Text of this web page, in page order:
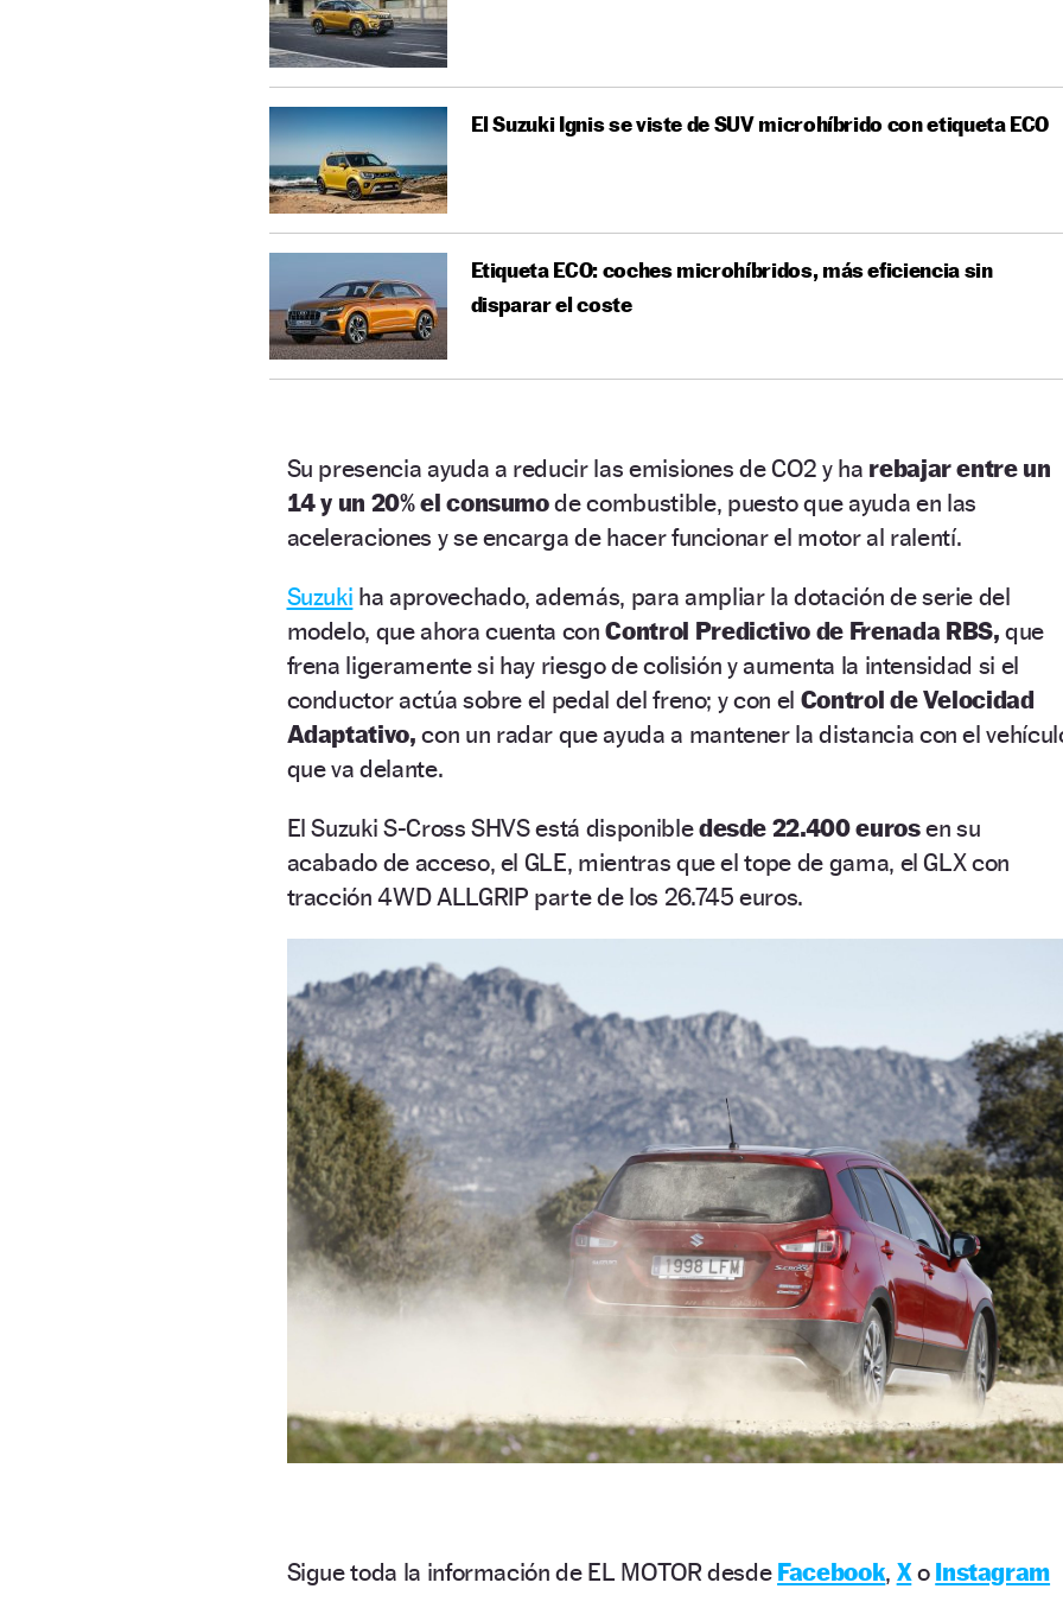
El Suzuki Ignis se viste de SUV microhíbrido con etiqueta ECO
Etiqueta ECO: coches microhíbridos, más eficiencia sin
disparar el coste
Su presencia ayuda a reducir las emisiones de CO2 y ha rebajar entre un
14 y un 20% el consumode combustible, puesto que ayuda en las
aceleraciones y se encarga de hacer funcionar el motor al ralentí.
Suzuki ha aprovechado, además, para ampliar la dotación de serie del
modelo, que ahora cuenta conControl Predictivo de Frenada RBS, que
frena ligeramente si hay riesgo de colisión y aumenta la intensidad si el
conductor actúa sobre el pedal del freno; y con el Control de Velocidad
Adaptativo, con un radar que ayuda a mantener la distancia con el
que va delante.
El Suzuki S-Cross SHVS está disponibledesde 22.400 eurosen su
acabado de acceso, el GLE, mientras que el tope de gama, el GLX con
tracción 4WD ALLGRIP parte de los 26.745 euros.
Sigue toda la información de EL MOTOR desde Facebook, Xo Instagram